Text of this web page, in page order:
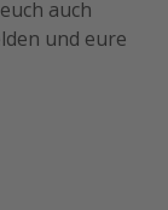
auch
und eure